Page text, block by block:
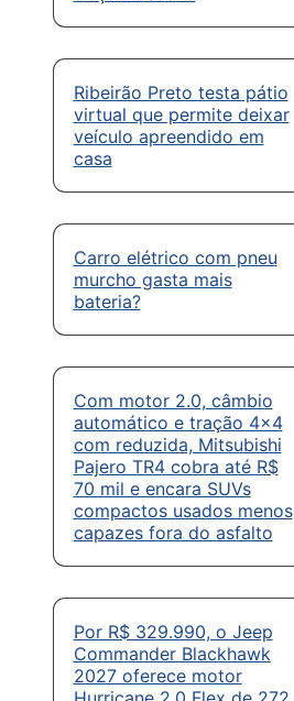
Ribeirão Preto testa pátio
virtual que permite deixar
veículo apreendido em
casa
Carro elétrico com pneu
murcho gasta mais
bateria?
Com motor 2.0, câmbio
automático e tração 4×4
com reduzida, Mitsubishi
Pajero TR4 cobra até R$
70 mil e encara SUVs
compactos usados menos
capazes fora do asfalto
Por R$ 329.990, o Jeep
Commander Blackhawk
2027 oferece motor